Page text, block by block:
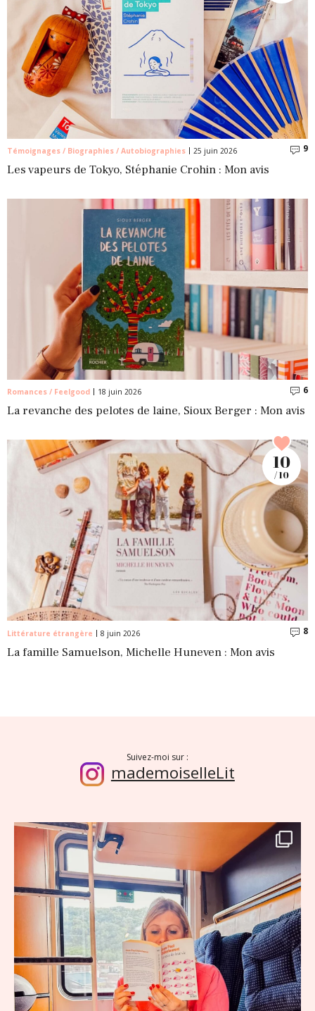
Témoignages / Biographies / Autobiographies 25 juin 2026 9
Les vapeurs de Tokyo, Stéphanie Crohin : Mon avis
Romances / Feelgood 18 juin 2026 6
La revanche des pelotes de laine, Sioux Berger : Mon avis
Littérature étrangère 8 juin 2026 8
La famille Samuelson, Michelle Huneven : Mon avis
10
/ 10
Suivez-moi sur :
mademoiselleLit